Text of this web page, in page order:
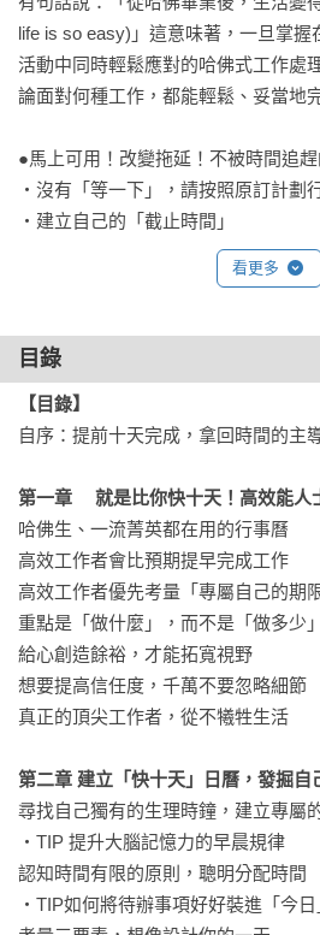
life is so easy)」這意味著，一旦掌
活動中同時輕鬆應對的哈佛式工作處
論面對何種工作，都能輕鬆、妥當地
●馬上可用！改變拖延！不被時間追
・沒有「等一下」，請按照原訂計劃
・建立自己的「截止時間」
・認知時間有限的原則，聰明分配時
・細分化時間，減少時間的流逝
・重點是「做什麼」，而不是「做多少
・就算是插隊的行程也該按照順序
・想要提高信任度，千萬不要忽略細
……
▌「提前十天完成」，讓生活、工作都
   不需要為了工作而犧牲生活品質！
「提前十天完成」的習慣會會你開啟
果能將這些秘訣應用到自己的工作和
總是被工作截止日期和時間追趕的匆
十天完成」的方式，就足以將你的工
如果你總是覺得被工作追趕，始終感
製訂計畫，但實際上並沒有取得應有
做的事，但不知道從何處開始或如何
拖延的習慣；如果你希望輕鬆地保持
看更多
目錄
【目錄】
自序：提前十天完成，拿回時間的主
第一章	就是比你快十天！高效能
哈佛生、一流菁英都在用的行事曆
高效工作者會比預期提早完成工作
高效工作者優先考量「專屬自己的期
重點是「做什麼」，而不是「做多少」
給心創造餘裕，才能拓寬視野
想要提高信任度，千萬不要忽略細節
真正的頂尖工作者，從不犧牲生活
第二章 建立「快十天」日曆，發掘自
尋找自己獨有的生理時鐘，建立專屬
・TIP 提升大腦記憶力的早晨規律
認知時間有限的原則，聰明分配時間
・TIP如何將待辦事項好好裝進「今